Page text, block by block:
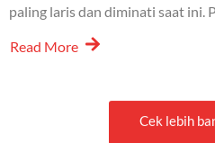
paling laris dan diminati saat ini.
Read More
Cek lebih